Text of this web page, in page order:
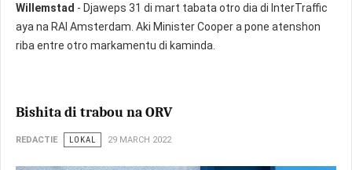
Willemstad - Djaweps 31 di mart tabata otro dia di InterTraffic
aya na RAI Amsterdam. Aki Minister Cooper a pone atenshon
riba entre otro markamentu di kaminda.
Bishita di trabou na ORV
REDACTIE LOKAL 29 MARCH 2022